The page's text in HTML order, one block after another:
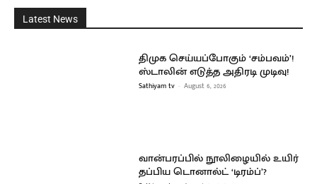
Latest News
திமுக செய்யப்போகும் ‘சம்பவம்’!
ஸ்டாலின் எடுத்த அதிரடி முடிவு!
Sathiyam tv - August 6, 2026
வான்பரப்பில் நூலிழையில் உயிர்
தப்பிய டொனால்ட் ‘டிரம்ப்’?